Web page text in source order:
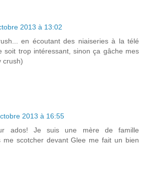
2013 à 13:02
en écoutant des niaiseries à la télé
soit trop intéressant, sinon ça gâche mes
crush)
2013 à 16:55
ados! Je suis une mère de famille
me scotcher devant Glee me fait un bien